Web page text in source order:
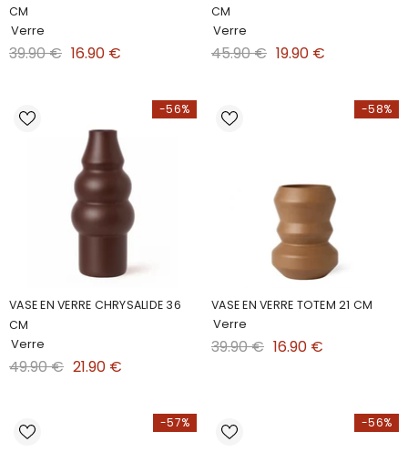
CM
Verre
39.90 € 16.90 €
CM
Verre
45.90 € 19.90 €
-56%
VASE EN VERRE CHRYSALIDE 36
CM
Verre
49.90 € 21.90 €
-58%
VASE EN VERRE TOTEM 21 CM
Verre
39.90 € 16.90 €
-57% -56%